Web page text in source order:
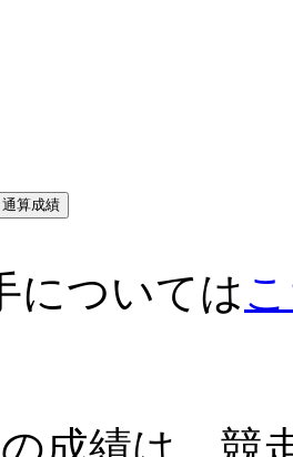
通算成績
については